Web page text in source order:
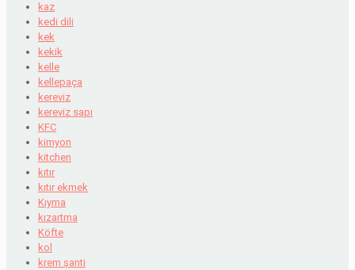
kaz
kedi dili
kek
kekik
kelle
kellepaça
kereviz
kereviz sapı
KFC
kimyon
kitchen
kıtır
kıtır ekmek
Kıyma
kızartma
Köfte
kol
krem şanti